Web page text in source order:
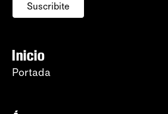
Suscribite
Inicio
Portada